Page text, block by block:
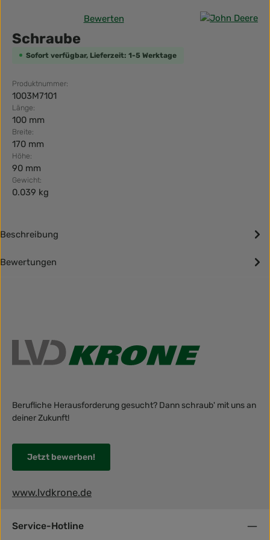
Durchschnittliche Bewertung von 0 von 5 Sternen
Bewerten
Schraube
Sofort verfügbar, Lieferzeit: 1-5 Werktage
Produktnummer:
1003M7101
Länge:
100 mm
Breite:
170 mm
Höhe:
90 mm
Gewicht:
0.039 kg
Beschreibung
Bewertungen
Berufliche Herausforderung gesucht? Dann schraub' mit uns an
deiner Zukunft!
Jetzt bewerben!
www.lvdkrone.de
Service-Hotline